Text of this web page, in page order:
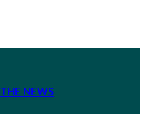
NEWS